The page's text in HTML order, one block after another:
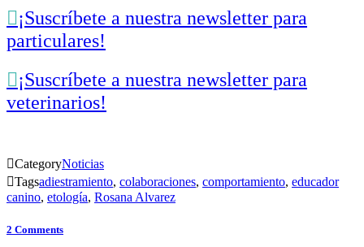
¡Suscríbete a nuestra newsletter para
particulares!
¡Suscríbete a nuestra newsletter para
veterinarios!
CategoryNoticias
Tagsadiestramiento, colaboraciones, comportamiento, educador
canino, etología, Rosana Alvarez
2 Comments